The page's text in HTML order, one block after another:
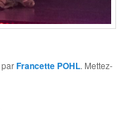
parFrancette POHL. Mettez-